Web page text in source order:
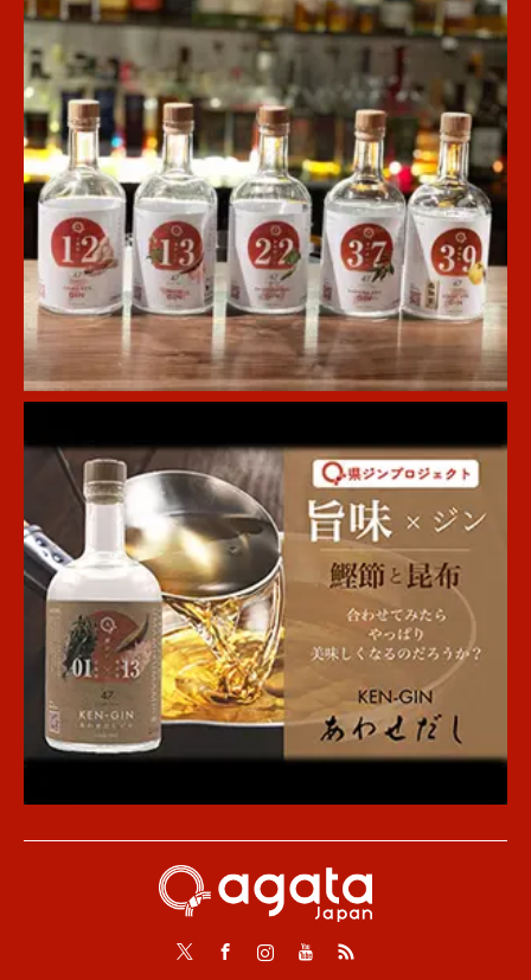
InstagramYoutube
RSS